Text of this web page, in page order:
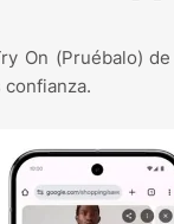
On (Pruébalo)